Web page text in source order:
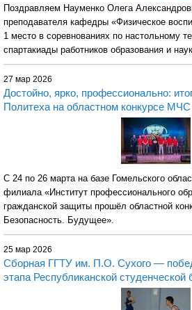
Поздравляем Науменко Олега
преподавателя кафедры «Физическое
1 место в соревнованиях по настольному
спартакиады работников образования и
27 мар 2026
Достойно, ярко, профессионально:
Политеха на областном конкурсе МЧС
С 24 по 26 марта на базе Гомельского
филиала «Институт профессионального
гражданской защиты прошёл областной
Безопасность. Будущее».
25 мар 2026
Сборная ГГТУ им. П.О. Сухого —
этапа Республиканской студенческой